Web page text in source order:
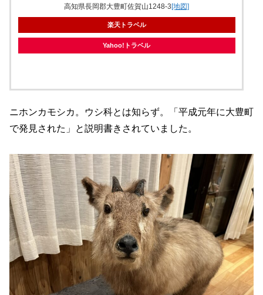
高知県長岡郡大豊町佐賀山1248-3[地図]
楽天トラベル
Yahoo!トラベル
ニホンカモシカ。ウシ科とは知らず。「平成元年に大豊町
で発見された」と説明書きされていました。